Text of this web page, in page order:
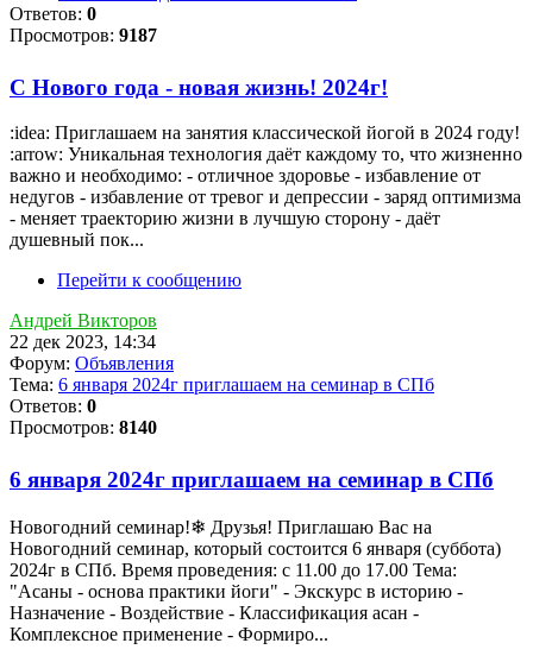
Ответов: 0
Просмотров: 9187
С Нового года - новая жизнь! 2024г!
:idea: Приглашаем на занятия классической йогой в 2024 году!
:arrow: Уникальная технология даёт каждому то, что жизненно
важно и необходимо: - отличное здоровье - избавление от
недугов - избавление от тревог и депрессии - заряд оптимизма
- меняет траекторию жизни в лучшую сторону - даёт
душевный пок...
Перейти к сообщению
Андрей Викторов
22 дек 2023, 14:34
Форум: Объявления
Тема: 6 января 2024г приглашаем на семинар в СПб
Ответов: 0
Просмотров: 8140
6 января 2024г приглашаем на семинар в СПб
Новогодний семинар!❄ Друзья! Приглашаю Вас на
Новогодний семинар, который состоится 6 января (суббота)
2024г в СПб. Время проведения: с 11.00 до 17.00 Тема:
"Асаны - основа практики йоги" - Экскурс в историю -
Назначение - Воздействие - Классификация асан -
Комплексное применение - Формиро...